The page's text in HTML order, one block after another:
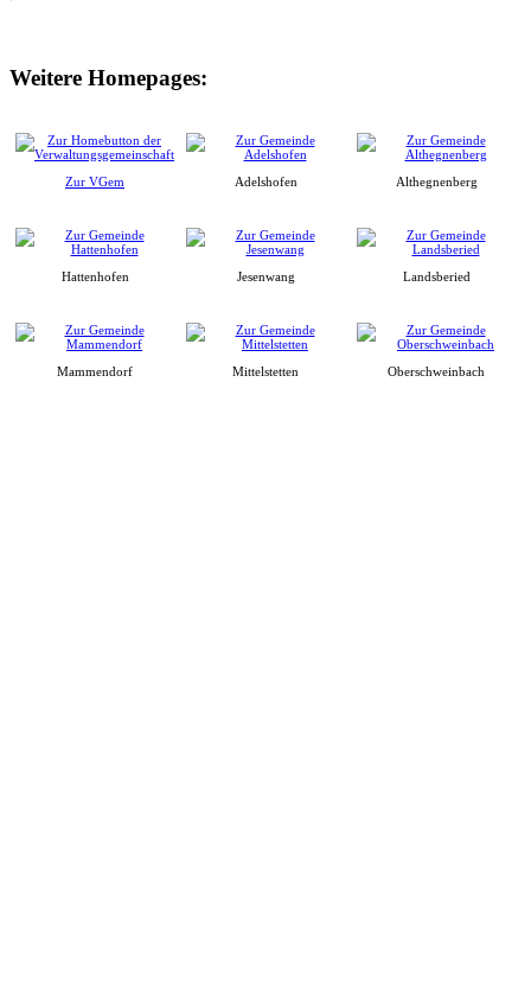
Weitere Homepages:
Zur VGem Adelshofen Althegnenberg
Hattenhofen Jesenwang Landsberied
Mammendorf Mittelstetten Oberschweinbach